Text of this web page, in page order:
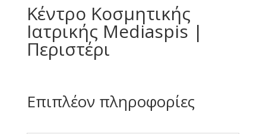
Κέντρο Κοσμητικής
Ιατρικής Mediaspis |
Περιστέρι
Επιπλέον πληροφορίες